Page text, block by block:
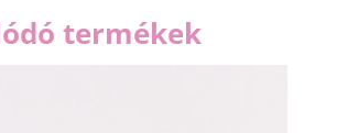
termékek